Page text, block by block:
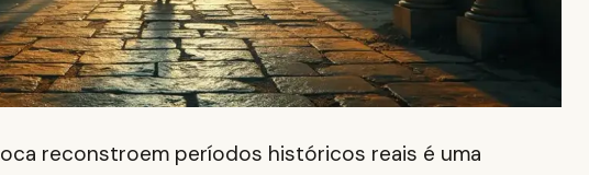
reconstroem períodos históricos reais é uma